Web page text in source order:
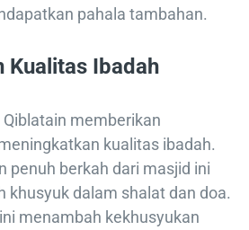
pahala tambahan.
Kualitas Ibadah
memberikan
kualitas ibadah.
penuh berkah dari masjid ini
khusyuk dalam shalat dan doa.
menambah kekhusyukan